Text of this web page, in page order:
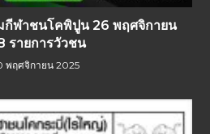
กีฬาชนโคพิปูน 26 พฤศจิกายน
รายการวัวชน
พฤศจิกายน 2025